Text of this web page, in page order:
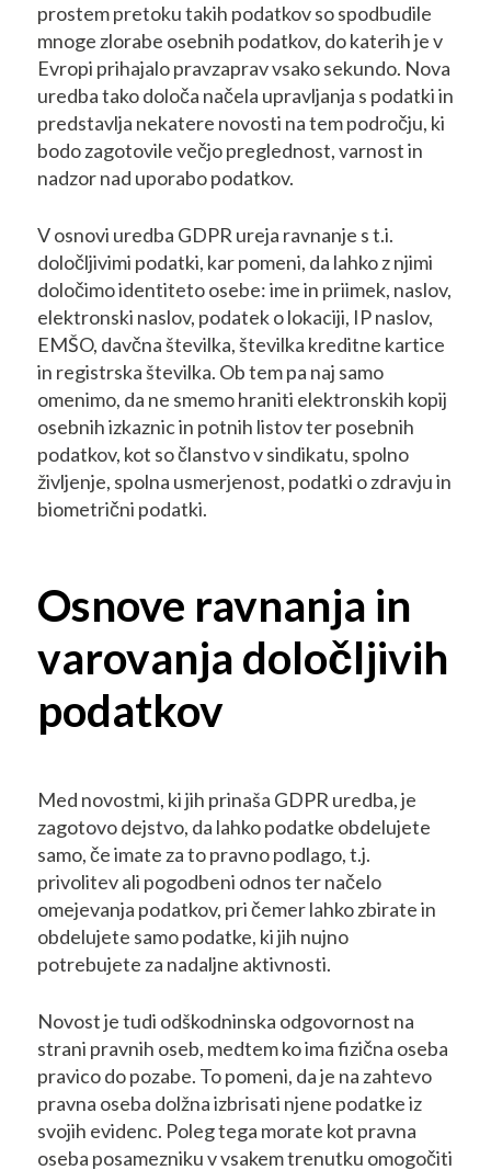
prostem pretoku takih podatkov so spodbudile
mnoge zlorabe osebnih podatkov, do katerih je v
Evropi prihajalo pravzaprav vsako sekundo. Nova
uredba tako določa načela upravljanja s podatki in
predstavlja nekatere novosti na tem področju, ki
bodo zagotovile večjo preglednost, varnost in
nadzor nad uporabo podatkov.
V osnovi uredba GDPR ureja ravnanje s t.i.
določljivimi podatki, kar pomeni, da lahko z njimi
določimo identiteto osebe: ime in priimek, naslov,
elektronski naslov, podatek o lokaciji, IP naslov,
EMŠO, davčna številka, številka kreditne kartice
in registrska številka. Ob tem pa naj samo
omenimo, da ne smemo hraniti elektronskih kopij
osebnih izkaznic in potnih listov ter posebnih
podatkov, kot so članstvo v sindikatu, spolno
življenje, spolna usmerjenost, podatki o zdravju in
biometrični podatki.
Osnove ravnanja in
varovanja določljivih
podatkov
Med novostmi, ki jih prinaša GDPR uredba, je
zagotovo dejstvo, da lahko podatke obdelujete
samo, če imate za to pravno podlago, t.j.
privolitev ali pogodbeni odnos ter načelo
omejevanja podatkov, pri čemer lahko zbirate in
obdelujete samo podatke, ki jih nujno
potrebujete za nadaljne aktivnosti.
Novost je tudi odškodninska odgovornost na
strani pravnih oseb, medtem ko ima fizična oseba
pravico do pozabe. To pomeni, da je na zahtevo
pravna oseba dolžna izbrisati njene podatke iz
svojih evidenc. Poleg tega morate kot pravna
oseba posamezniku v vsakem trenutku omogočiti